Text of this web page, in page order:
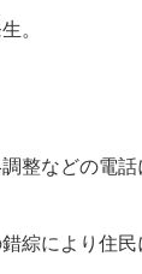
。
整などの電
綜により住民